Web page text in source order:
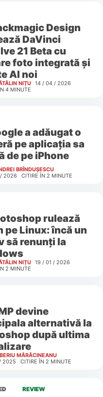
Design
DaVinci
21 Beta cu
foto integrată și
AI noi
NIȚU 14 / 04 / 2026
4 MINUTE
a adăugat o
pe aplicația sa
de pe iPhone
BRÎNDUȘESCU
2026
CITIRE ÎN 2 MINUTE
rulează
pe Linux: încă un
să renunți la
NIȚU 19 / 01 / 2026
2 MINUTE
devine
alternativă la
după ultima
MĂRĂCINEANU
2025
CITIRE ÎN 2 MINUTE
REVIEW